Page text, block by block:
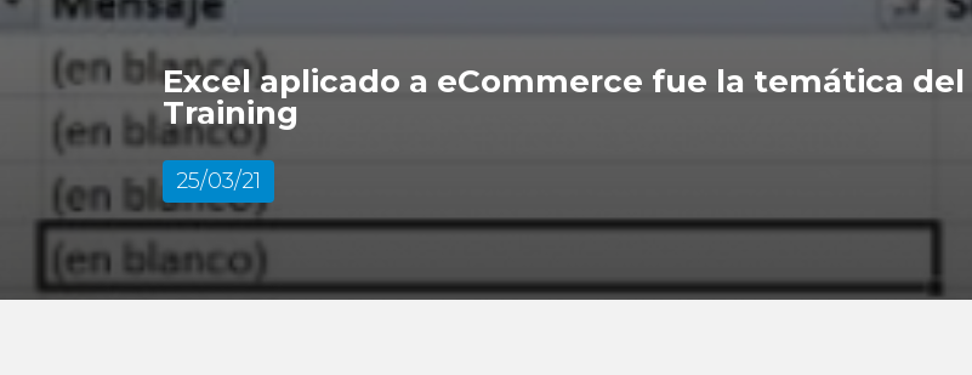
Excel aplicado a eCommerce fue la temática
Training
25/03/21